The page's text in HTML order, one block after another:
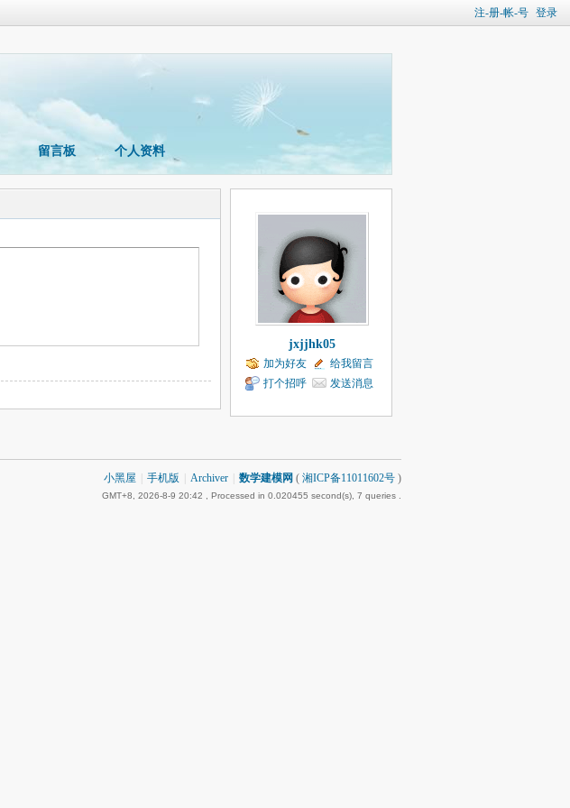
注-册-帐-号 登录
留言板 个人资料
jxjjhk05
加为好友
给我留言
打个招呼
发送消息
小黑屋 手机版 Archiver 数学建模网 ( 湘ICP备11011602号 )
GMT+8, 2026-8-9 20:42 , Processed in 0.020455 second(s), 7 queries .